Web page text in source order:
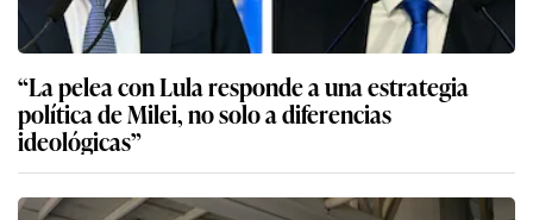
“La pelea con Lula responde a una estrategia
política de Milei, no solo a diferencias
ideológicas”